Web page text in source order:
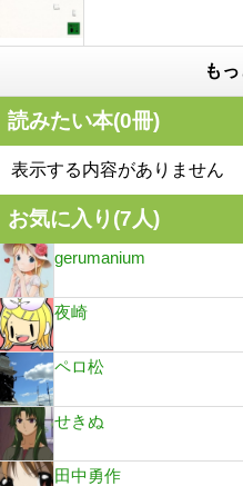
も
読みたい本(0冊)
表示する内容がありません
お気に入り(7人)
gerumanium
夜崎
ペロ松
せきぬ
田中勇作